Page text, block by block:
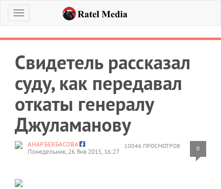
Меню
Свидетель рассказал
суду, как передавал
откаты генералу
Джуламанову
10046 ПРОСМОТРОВ 0
АНАР БЕКБАСОВА
Понедельник, 26 Янв 2015, 16:27